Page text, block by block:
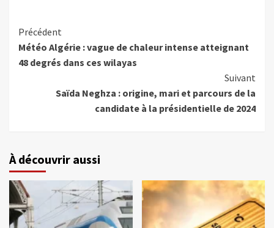
Précédent
Météo Algérie : vague de chaleur intense atteignant
48 degrés dans ces wilayas
Suivant
Saïda Neghza : origine, mari et parcours de la
candidate à la présidentielle de 2024
À découvrir aussi